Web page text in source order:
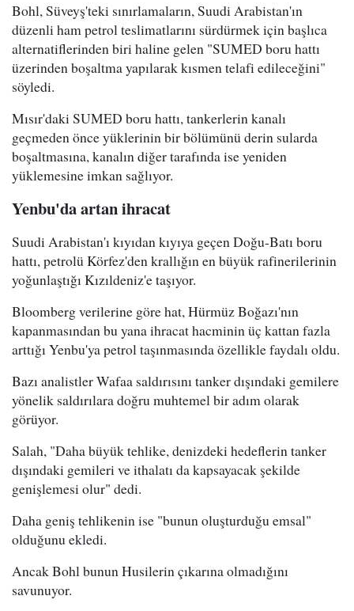
Bohl, Süveyş'teki sınırlamaların, Suudi Arabistan'ın
düzenli ham petrol teslimatlarını sürdürmek için başlıca
alternatiflerinden biri haline gelen "SUMED boru hattı
üzerinden boşaltma yapılarak kısmen telafi edileceğini"
söyledi.
Mısır'daki SUMED boru hattı, tankerlerin kanalı
geçmeden önce yüklerinin bir bölümünü derin sularda
boşaltmasına, kanalın diğer tarafında ise yeniden
yüklemesine imkan sağlıyor.
Yenbu'da artan ihracat
Suudi Arabistan'ı kıyıdan kıyıya geçen Doğu-Batı boru
hattı, petrolü Körfez'den krallığın en büyük rafinerilerinin
yoğunlaştığı Kızıldeniz'e taşıyor.
Bloomberg verilerine göre hat, Hürmüz Boğazı'nın
kapanmasından bu yana ihracat hacminin üç kattan fazla
arttığı Yenbu'ya petrol taşınmasında özellikle faydalı oldu.
Bazı analistler Wafaa saldırısını tanker dışındaki gemilere
yönelik saldırılara doğru muhtemel bir adım olarak
görüyor.
Salah, "Daha büyük tehlike, denizdeki hedeflerin tanker
dışındaki gemileri ve ithalatı da kapsayacak şekilde
genişlemesi olur" dedi.
Daha geniş tehlikenin ise "bunun oluşturduğu emsal"
olduğunu ekledi.
Ancak Bohl bunun Husilerin çıkarına olmadığını
savunuyor.